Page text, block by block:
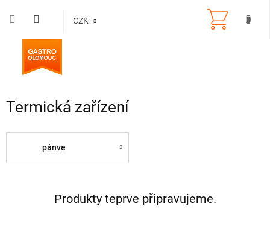
CZK
Termická zařízení
pánve
Produkty teprve připravujeme.